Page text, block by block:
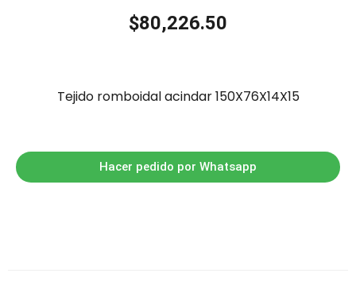
$80,226.50
Tejido romboidal acindar 150X76X14X15
Hacer pedido por Whatsapp